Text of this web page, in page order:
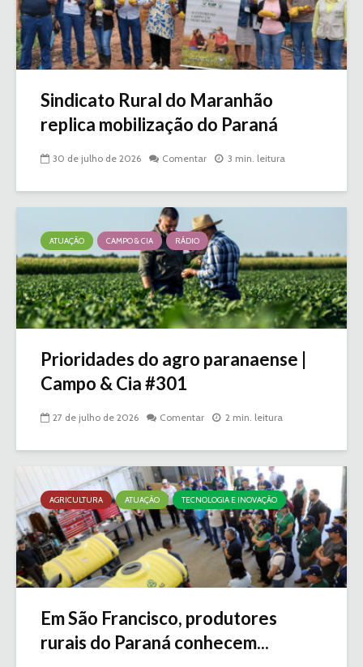
Sindicato Rural do Maranhão
replica mobilização do Paraná
30 de julho de 2026 Comentar 3 min. leitura
ATUAÇÃO CAMPO & CIA RÁDIO
Prioridades do agro paranaense |
Campo & Cia #301
27 de julho de 2026 Comentar 2 min. leitura
AGRICULTURA ATUAÇÃO TECNOLOGIA E INOVAÇÃO
Em São Francisco, produtores
rurais do Paraná conhecem...